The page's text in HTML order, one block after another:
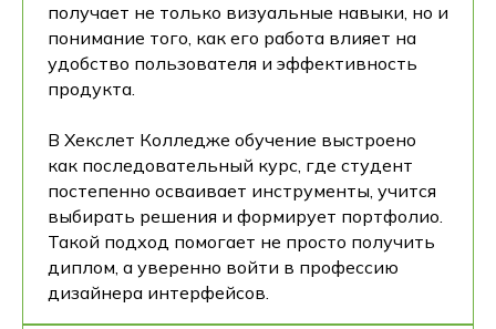
получает не только визуальные навыки, но и
понимание того, как его работа влияет на
удобство пользователя и эффективность
продукта.
В Хекслет Колледже обучение выстроено
как последовательный курс, где студент
постепенно осваивает инструменты, учится
выбирать решения и формирует портфолио.
Такой подход помогает не просто получить
диплом, а уверенно войти в профессию
дизайнера интерфейсов.